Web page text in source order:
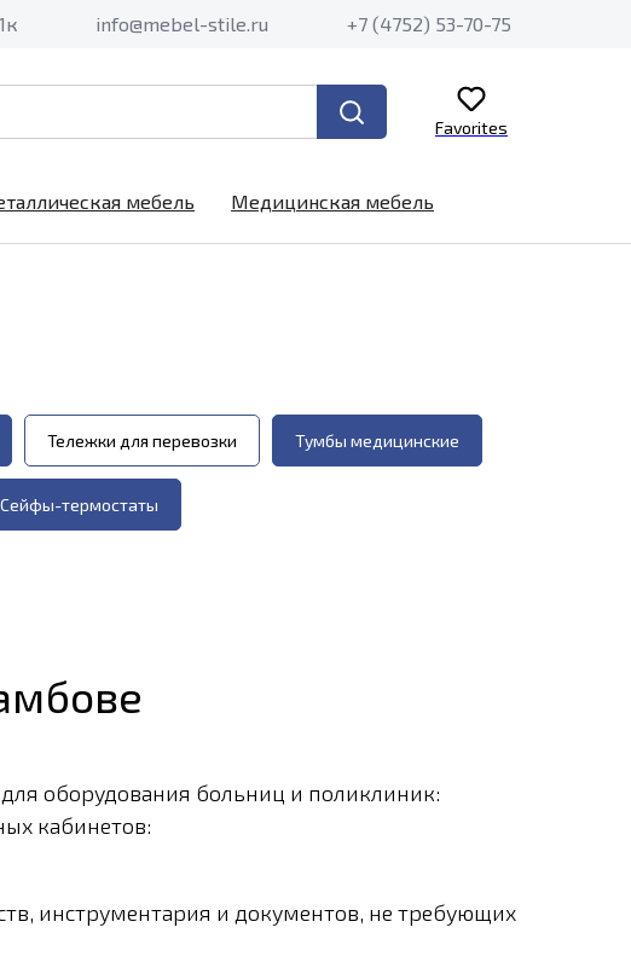
+7 (4752) 53-70-75
info@mebel-stile.ru
Favorites
мебель Медицинская мебель
Тележки для перевозки Тумбы медицинские
Сейфы-термостаты
оборудования больниц и поликлиник:
кабинетов:
инструментария и документов, не требующих